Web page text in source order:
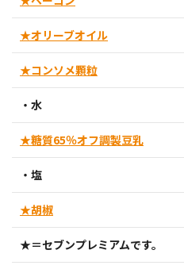
★オリーブオイル
★コンソメ顆粒
・水
★糖質65％オフ調製豆乳
・塩
★胡椒
★＝セブンプレミアムです。